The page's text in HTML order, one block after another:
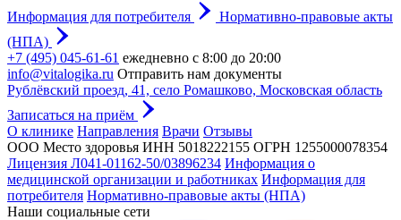
Информация для потребителя
Нормативно-правовые акты
(НПА)
+7 (495) 045-61-61 ежедневно с 8:00 до 20:00
info@vitalogika.ru Отправить нам документы
Рублёвский проезд, 41, село Ромашково, Московская область
Записаться на приём
О клинике Направления Врачи Отзывы
ООО Место здоровья ИНН 5018222155 ОГРН 1255000078354
Лицензия Л041-01162-50/03896234 Информация о
медицинской организации и работниках Информация для
потребителя Нормативно-правовые акты (НПА)
Наши социальные сети